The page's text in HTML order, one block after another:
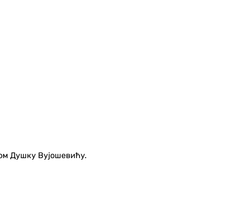
Душку Вујошевићу.